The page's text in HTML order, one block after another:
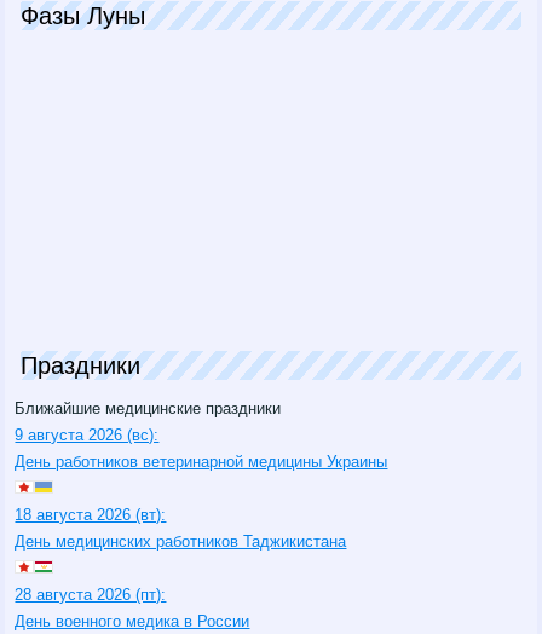
Фазы Луны
Праздники
Ближайшие медицинские праздники
9 августа 2026 (вс):
День работников ветеринарной медицины Украины
18 августа 2026 (вт):
День медицинских работников Таджикистана
28 августа 2026 (пт):
День военного медика в России